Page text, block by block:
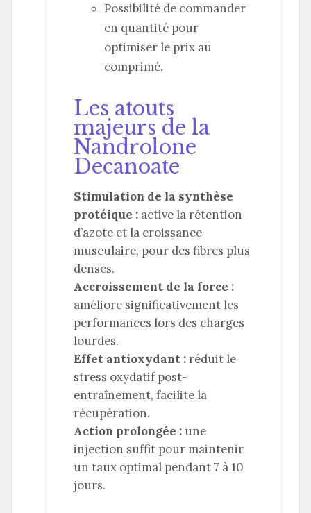
Possibilité de commander
en quantité pour
optimiser le prix au
comprimé.
Les atouts
majeurs de la
Nandrolone
Decanoate
Stimulation de la synthèse
protéique : active la rétention
d’azote et la croissance
musculaire, pour des fibres plus
denses.
Accroissement de la force :
améliore significativement les
performances lors des charges
lourdes.
Effet antioxydant : réduit le
stress oxydatif post-
entraînement, facilite la
récupération.
Action prolongée : une
injection suffit pour maintenir
un taux optimal pendant 7 à 10
jours.